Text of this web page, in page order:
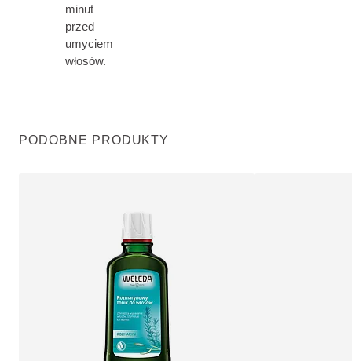
minut
przed
umyciem
włosów.
PODOBNE PRODUKTY